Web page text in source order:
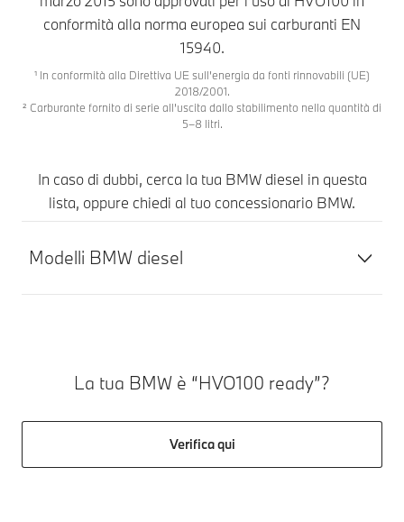
conformità alla norma europea sui carburanti EN
15940.
¹ In conformità alla Direttiva UE sull’energia da fonti rinnovabili (UE)
2018/2001.
² Carburante fornito di serie all’uscita dallo stabilimento nella quantità di
5–8 litri.
In caso di dubbi, cerca la tua BMW diesel in questa
lista, oppure chiedi al tuo concessionario BMW.
Modelli BMW diesel
La tua BMW è “HVO100 ready”?
Verifica qui